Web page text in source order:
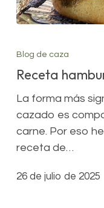
carne
de
caza
Blog de caza
Receta
La forma más
cazado es
carne. Por eso
receta de…
26 de julio de 2025